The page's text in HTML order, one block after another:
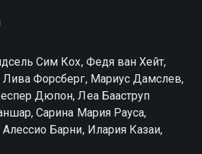
Сим Кох, Федя ван Хейт,
Форсберг, Мариус Дамслев,
Дюпон, Леа Бааструп
Сарина Мария Рауса,
Барни, Илария Казаи,